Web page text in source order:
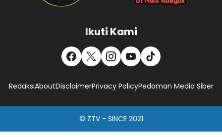
Ikuti Kami
RedaksiAboutDisclaimerPrivacy PolicyPedoman Media Siber
© ZTV - SINCE 2021